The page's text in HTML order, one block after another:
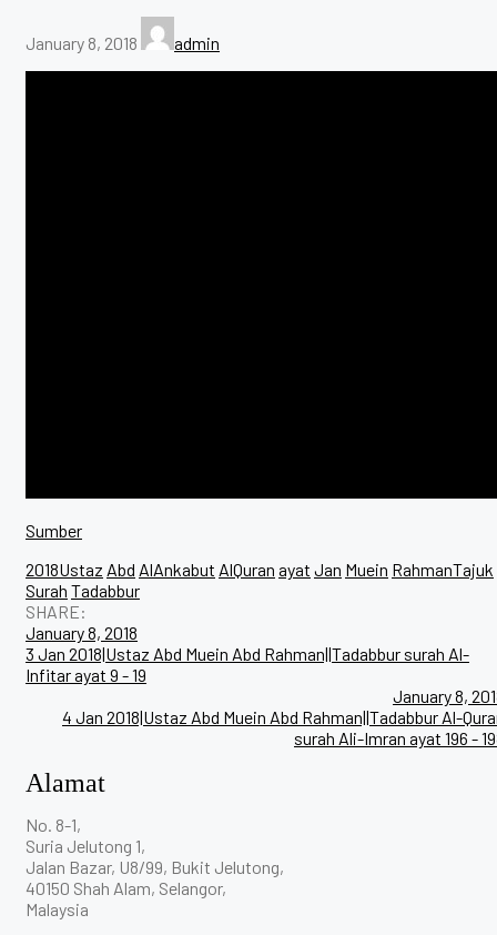
January 8, 2018 admin
Sumber
2018Ustaz Abd AlAnkabut AlQuran ayat Jan Muein RahmanTajuk
Surah Tadabbur
SHARE:
Post
navigation
January 8, 2018
3 Jan 2018|Ustaz Abd Muein Abd Rahman||Tadabbur surah Al-
Infitar ayat 9 - 19
January 8,
4 Jan 2018|Ustaz Abd Muein Abd Rahman||Tadabbur Al-
surah Ali-Imran ayat 196 -
Alamat
No. 8-1,
Suria Jelutong 1,
Jalan Bazar, U8/99, Bukit Jelutong,
40150 Shah Alam, Selangor,
Malaysia